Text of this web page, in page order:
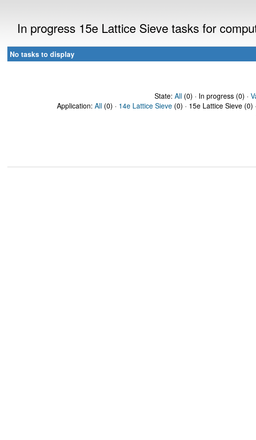
In progress 15e Lattice Sieve tasks for
No tasks to display
State: All(0) · In progress (0) ·
Application: All (0) · 14e Lattice Sieve (0) · 15e Lattice Sieve (0) ·